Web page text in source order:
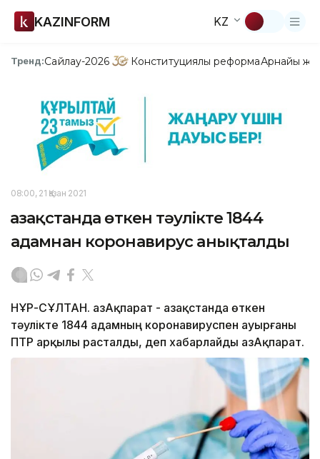
KAZINFORM KZ
Тренд:Сайлау-2026 Конституциялық реформаАрнайы
08:00, 21 Қазан 2021
Қазақстанда өткен тәулікте 1844
адамнан коронавирус анықталды
НҰР-СҰЛТАН. ҚазАқпарат - Қазақстанда өткен
тәулікте 1844 адамның коронавируспен ауырғаны
ПТР арқылы расталды, деп хабарлайды ҚазАқпарат.